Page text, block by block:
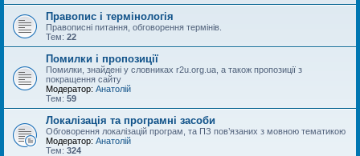
Правопис і термінологія
Правописні питання, обговорення термінів.
Тем: 22
Помилки і пропозиції
Помилки, знайдені у словниках r2u.org.ua, а також пропозиції з
покращення сайту
Модератор: Анатолій
Тем: 59
Локалізація та програмні засоби
Обговорення локалізацій програм, та ПЗ пов’язаних з мовною тематикою
Модератор: Анатолій
Тем: 324